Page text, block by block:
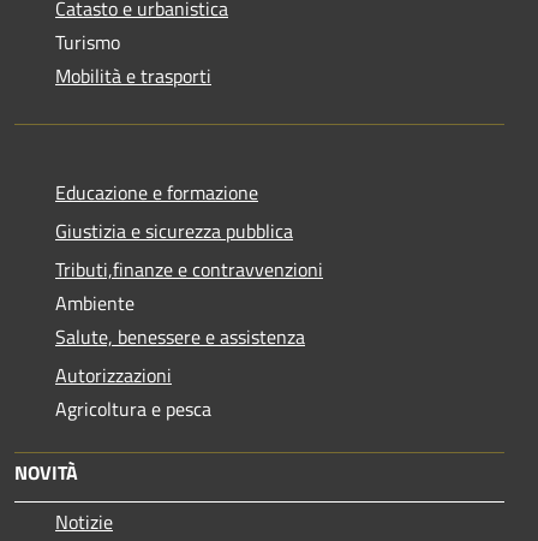
Catasto e urbanistica
Turismo
Mobilità e trasporti
Educazione e formazione
Giustizia e sicurezza pubblica
Tributi,finanze e contravvenzioni
Ambiente
Salute, benessere e assistenza
Autorizzazioni
Agricoltura e pesca
NOVITÀ
Notizie